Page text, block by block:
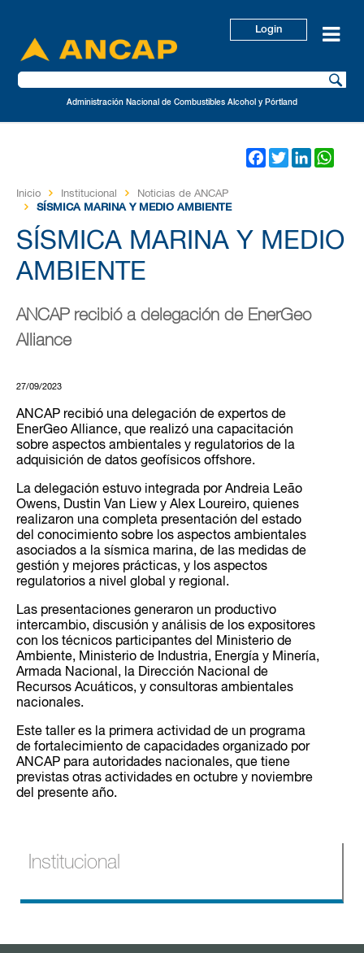
Administración Nacional de Combustibles Alcohol y Pórtland
Login
Institucional
Información Pública
Facebook
TwitterLinkedIn
Inicio Institucional
Noticias de ANCAP
SÍSMICA MARINA Y MEDIO AMBIENTE
SÍSMICA MARINA Y MEDIO
AMBIENTE
ANCAP recibió a delegación de EnerGeo
Alliance
27/09/2023
ANCAP recibió una delegación de expertos de
EnerGeo Alliance, que realizó una capacitación
sobre aspectos ambientales y regulatorios de la
adquisición de datos geofísicos offshore.
La delegación estuvo integrada por Andreia Leão
Owens, Dustin Van Liew y Alex Loureiro, quienes
realizaron una completa presentación del estado
del conocimiento sobre los aspectos ambientales
asociados a la sísmica marina, de las medidas de
gestión y mejores prácticas, y los aspectos
regulatorios a nivel global y regional.
Las presentaciones generaron un productivo
intercambio, discusión y análisis de los expositores
con los técnicos participantes del Ministerio de
Ambiente, Ministerio de Industria, Energía y Minería,
Armada Nacional, la Dirección Nacional de
Recursos Acuáticos, y consultoras ambientales
nacionales.
Este taller es la primera actividad de un programa
de fortalecimiento de capacidades organizado por
ANCAP para autoridades nacionales, que tiene
previstas otras actividades en octubre y noviembre
del presente año.